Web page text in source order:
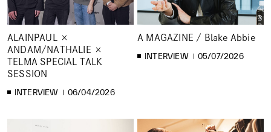
ALAINPAUL ×
ANDAM/NATHALIE ×
TELMA SPECIAL TALK
SESSION
INTERVIEW 06/04/2026
A MAGAZINE / Blake Abbie
INTERVIEW 05/07/2026